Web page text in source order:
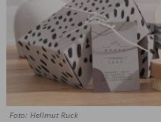
Foto: Hellmut Ruck